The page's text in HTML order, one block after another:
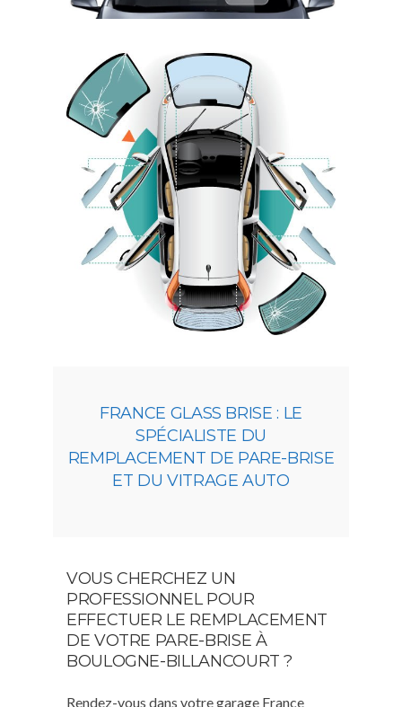
FRANCE GLASS BRISE : LE
SPÉCIALISTE DU
REMPLACEMENT DE PARE-BRISE
ET DU VITRAGE AUTO
VOUS CHERCHEZ UN
PROFESSIONNEL POUR
EFFECTUER LE REMPLACEMENT
DE VOTRE PARE-BRISE À
BOULOGNE-BILLANCOURT ?
Rendez-vous dans votre garage France